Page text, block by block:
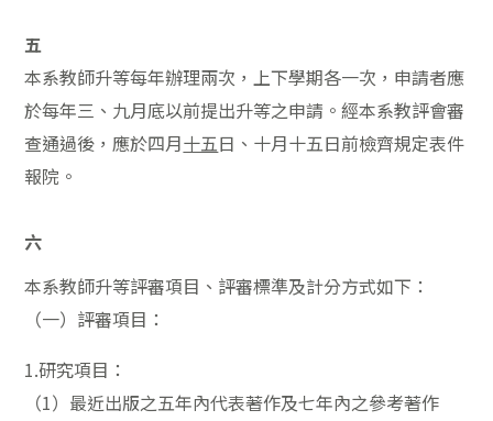
五
本系教師升等每年辦理兩次，上下學期各一次，申請者應
於每年三、九月底以前提出升等之申請。經本系教評會審
查通過後，應於四月十五 日、十月十五日前檢齊規定表件
報院。
六
本系教師升等評審項目、評審標準及計分方式如下：
（一）評審項目：
1.研究項目：
（1）最近出版之五年內代表著作及七年內之參考著作